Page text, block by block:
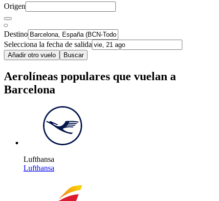
Origen
Destino
Selecciona la fecha de salida
Añadir otro vuelo Buscar
Aerolíneas populares que vuelan a
Barcelona
Lufthansa
Lufthansa